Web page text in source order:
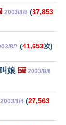
2003/8/8 (37,853
8/7 (41,653次)
娘 🖼️ 2003/8/6
2003/8/4 (27,563